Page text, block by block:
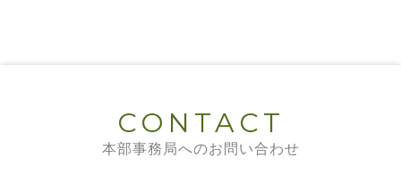
CONTACT
本部事務局へのお問い合わせ